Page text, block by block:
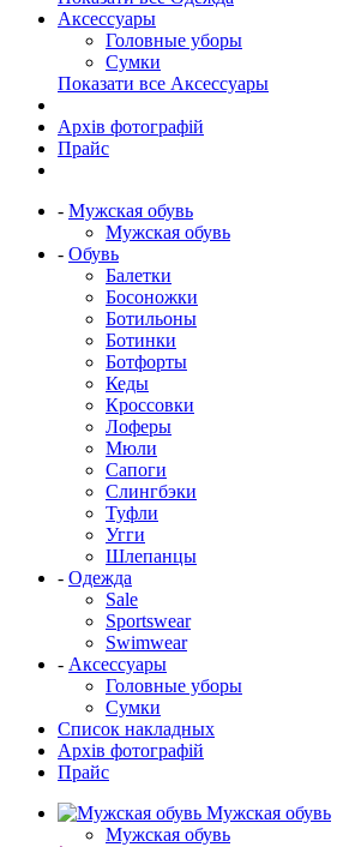
Аксессуары
Головные уборы
Сумки
Показати все Аксессуары
Архів фотографій
Прайс
- Мужская обувь
Мужская обувь
- Обувь
Балетки
Босоножки
Ботильоны
Ботинки
Ботфорты
Кеды
Кроссовки
Лоферы
Мюли
Сапоги
Слингбэки
Туфли
Угги
Шлепанцы
- Одежда
Sale
Sportswear
Swimwear
- Аксессуары
Головные уборы
Сумки
Список накладных
Архів фотографій
Прайс
Мужская обувь
Мужская обувь